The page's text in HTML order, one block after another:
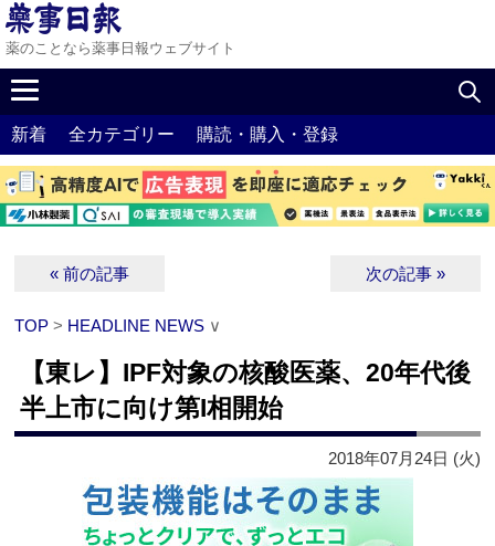
薬のことなら薬事日報ウェブサイト
新着 全カテゴリー 購読・購入・登録
« 前の記事 次の記事 »
TOP > HEADLINE NEWS ∨
【東レ】IPF対象の核酸医薬、20年代後
半上市に向け第I相開始
2018年07月24日 (火)